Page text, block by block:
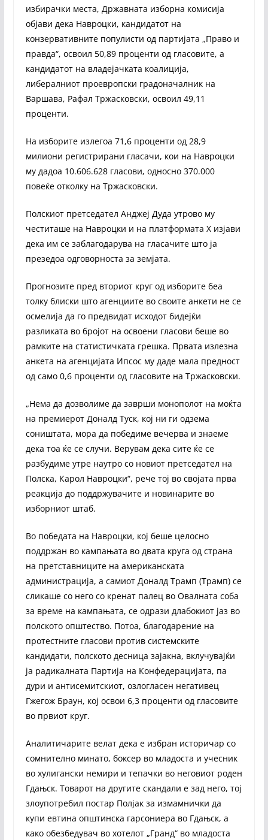
избирачки места, Државната изборна комисија
објави дека Навроцки, кандидатот на
конзервативните популисти од партијата „Право и
правда“, освоил 50,89 проценти од гласовите, а
кандидатот на владејачката коалиција,
либералниот проевропски градоначалник на
Варшава, Рафал Тржасковски, освоил 49,11
проценти.
На изборите излегоа 71,6 проценти од 28,9
милиони регистрирани гласачи, кои на Навроцки
му дадоа 10.606.628 гласови, односно 370.000
повеќе отколку на Тржасковски.
Полскиот претседател Анджеј Дуда утрово му
честиташе на Навроцки и на платформата X изјави
дека им се заблагодарува на гласачите што ја
презедоа одговорноста за земјата.
Прогнозите пред вториот круг од изборите беа
толку блиски што агенциите во своите анкети не се
осмелија да го предвидат исходот бидејќи
разликата во бројот на освоени гласови беше во
рамките на статистичката грешка. Првата излезна
анкета на агенцијата Ипсос му даде мала предност
од само 0,6 проценти од гласовите на Тржасковски.
„Нема да дозволиме да заврши монополот на моќта
на премиерот Доналд Туск, кој ни ги одзема
соништата, мора да победиме вечерва и знаеме
дека тоа ќе се случи. Верувам дека сите ќе се
разбудиме утре наутро со новиот претседател на
Полска, Карол Навроцки“, рече тој во својата прва
реакција до поддржувачите и новинарите во
изборниот штаб.
Во победата на Навроцки, кој беше целосно
поддржан во кампањата во двата круга од страна
на претставниците на американската
администрација, а самиот Доналд Трамп (Трамп) се
сликаше со него со кренат палец во Овалната соба
за време на кампањата, се одрази длабокиот јаз во
полското општество. Потоа, благодарение на
протестните гласови против системските
кандидати, полското десница зајакна, вклучувајќи
ја радикалната Партија на Конфедерацијата, па
дури и антисемитскиот, озлогласен негативец
Гжегож Браун, кој освои 6,3 проценти од гласовите
во првиот круг.
Аналитичарите велат дека е избран историчар со
сомнително минато, боксер во младоста и учесник
во хулигански немири и тепачки во неговиот роден
Гдањск. Товарот на другите скандали е зад него, тој
злоупотребил постар Полјак за измамнички да
купи евтина општинска гарсониера во Гдањск, а
како обезбедувач во хотелот „Гранд“ во младоста